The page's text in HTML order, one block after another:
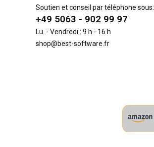
Soutien et conseil par téléphone sous:
+49 5063 - 902 99 97
Lu. - Vendredi : 9 h - 16 h
shop@best-software.fr